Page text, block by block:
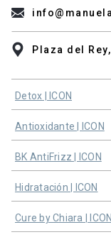
Plaza del
Detox | ICON
Antioxidante | ICON
BK AntiFrizz | ICON
Hidratación | ICON
Cure by Chiara | ICON